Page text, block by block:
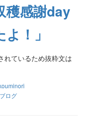
穫感謝day
！」
れているため抜粋文は
ログ